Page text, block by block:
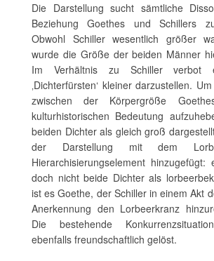
Die Darstellung sucht sämtliche
Beziehung Goethes und Schillers
Obwohl Schiller wesentlich größer
wurde die Größe der beiden Männer
Im Verhältnis zu Schiller verbot
‚Dichterfürsten‘ kleiner darzustellen.
zwischen der Körpergröße
kulturhistorischen Bedeutung
beiden Dichter als gleich groß
der Darstellung mit dem
Hierarchisierungselement hinzugefügt:
doch nicht beide Dichter als
ist es Goethe, der Schiller in einem Akt
Anerkennung den Lorbeerkranz
Die bestehende
ebenfalls freundschaftlich gelöst.